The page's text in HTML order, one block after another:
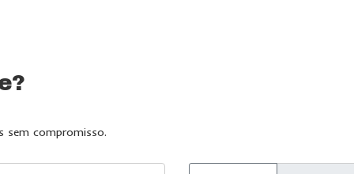
sem compromisso.